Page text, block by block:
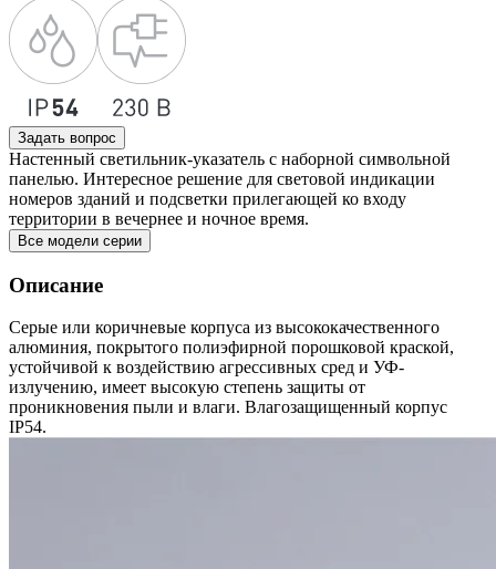
Задать вопрос
Настенный светильник-указатель с наборной символьной
панелью. Интересное решение для световой индикации
номеров зданий и подсветки прилегающей ко входу
территории в вечернее и ночное время.
Все модели серии
Описание
Серые или коричневые корпуса из высококачественного
алюминия, покрытого полиэфирной порошковой краской,
устойчивой к воздействию агрессивных сред и УФ-
излучению, имеет высокую степень защиты от
проникновения пыли и влаги. Влагозащищенный корпус
IP54.